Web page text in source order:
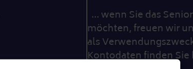
… wenn Sie das
möchten, freuen wir
als
Kontodaten finden Sie